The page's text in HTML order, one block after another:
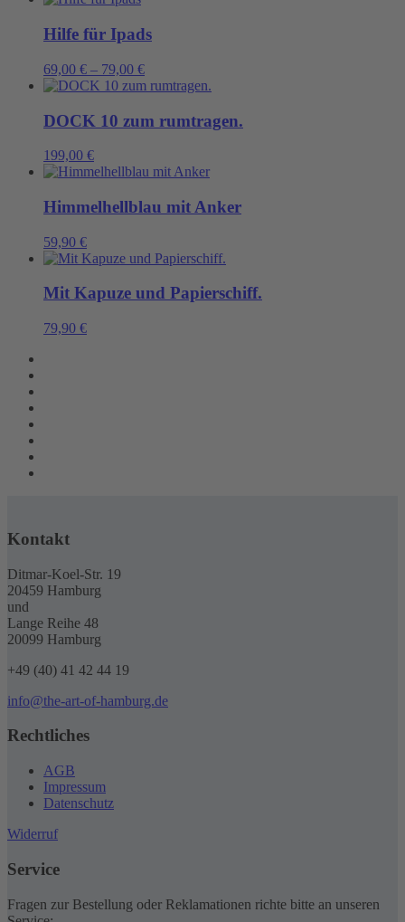
Hilfe für Ipads
69,00 € – 79,00 €
DOCK 10 zum rumtragen.
199,00 €
Himmelhellblau mit Anker
59,90 €
Mit Kapuze und Papierschiff.
79,90 €
Kontakt
Ditmar-Koel-Str. 19
20459 Hamburg
und
Lange Reihe 48
20099 Hamburg
+49 (40) 41 42 44 19
info@the-art-of-hamburg.de
Rechtliches
AGB
Impressum
Datenschutz
Widerruf
Service
Fragen zur Bestellung oder Reklamationen richte bitte an unseren